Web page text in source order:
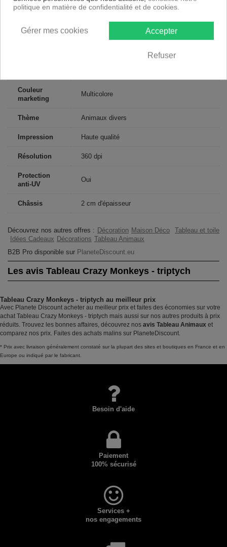
Couleur
marketing
Multicolore
Thème Animaux divers
Impression Haute qualité
Résolution 360 dpi
Protection
anti-UV
Oui
Châssis 2 cm d'épaisseur
Découvrez nos autres offres : Décoration Maison Déco
Tableau et toile
Idées Cadeaux Décorations Tableau Animaux
B2B Pro disponible sur PlaneteDiscount.eu
Les avis Tableau Crazy Monkeys - triptych
Tableau Crazy Monkeys - triptych au meilleur prix
Avec Planete Discount acheter au meilleur prix et faites des économies sur votre
achat Tableau Crazy Monkeys - triptych mais aussi sur nos autres produits à prix
réduits. Trouvez les bonnes affaires, découvrez nos avis Tableau Animaux et
comparez nos prix. Faites des achats malins sur PlaneteDiscount.
* Prix avec livraison généralement constaté sur la plupart des sites et boutiques en France et en
Europe ou indiqué par le fabricant.
Besoin d'aide
Paiement
100% sécurisé
Services +
nos engagements
politique en matière de confidentialité et de cookies.
Accepter
Refuser
Gérer mes cookies